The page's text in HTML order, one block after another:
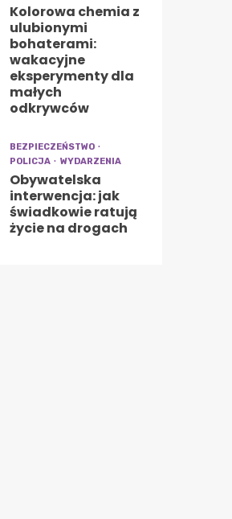
Kolorowa chemia z
ulubionymi
bohaterami:
wakacyjne
eksperymenty dla
małych
odkrywców
BEZPIECZEŃSTWO
POLICJA
WYDARZENIA
Obywatelska
interwencja: jak
świadkowie ratują
życie na drogach